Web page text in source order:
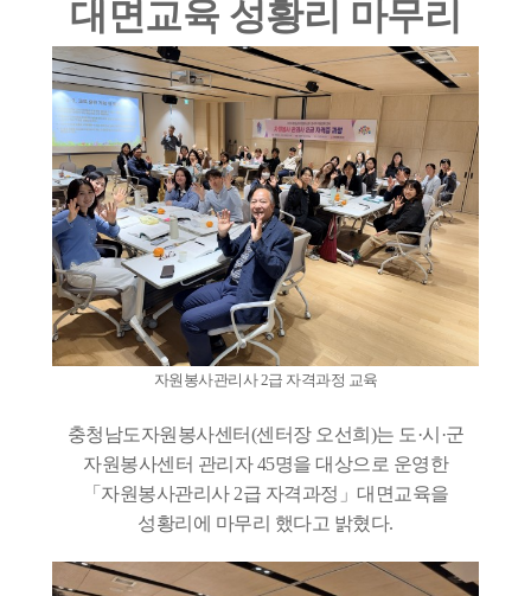
대면교육 성황리 마무리
자원봉사관리사 2급 자격과정 교육
충청남도자원봉사센터(센터장 오선희)는 도·시·군
자원봉사센터 관리자 45명을 대상으로 운영한
「자원봉사관리사 2급 자격과정」대면교육을
성황리에 마무리 했다고 밝혔다.